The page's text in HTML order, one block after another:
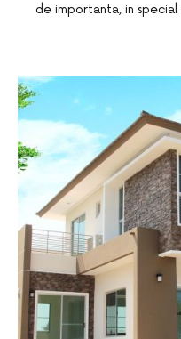
de importanta, in